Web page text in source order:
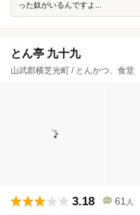
った奴がいるんですよ...
とん亭 九十九
山武郡横芝光町 / とんかつ、食堂
3.18 61 人